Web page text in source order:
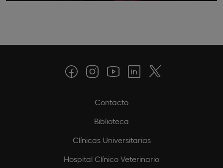
Contacto
Biblioteca
Clínicas Universitarias
Hospital Clínico Veterinario